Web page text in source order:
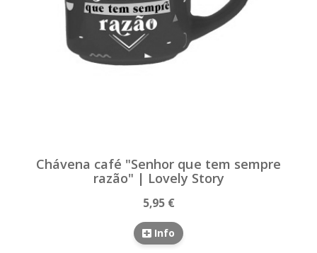
Chávena café "Senhor que tem sempre
razão" | Lovely Story
5,95 €
Info